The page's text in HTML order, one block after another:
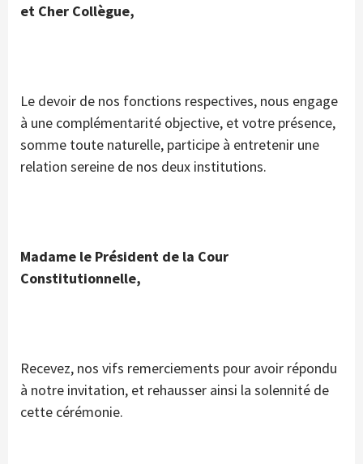
et Cher Collègue,
Le devoir de nos fonctions respectives, nous engage
à une complémentarité objective, et votre présence,
somme toute naturelle, participe à entretenir une
relation sereine de nos deux institutions.
Madame le Président de la Cour
Constitutionnelle,
Recevez, nos vifs remerciements pour avoir répondu
à notre invitation, et rehausser ainsi la solennité de
cette cérémonie.